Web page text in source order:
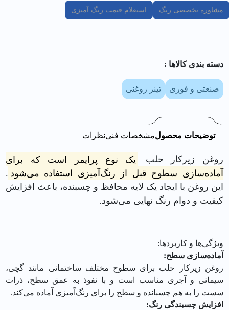
مشاوره تخصصی رنگ استعلام قیمت رنگ آمیزی
دسته بندی کالا‌ها :
صنعتی و فوری تینر روغنی
توضیحات محصولمشخصات فنینظرات
روغن زیرکار حلب
یک نوع پرایمر است که برای
آماده‌سازی سطوح قبل از رنگ‌آمیزی استفاده می‌شود .
این روغن با ایجاد یک لایه محافظ و چسبنده، باعث افزایش
کیفیت و دوام رنگ نهایی می‌شود.
ویژگی‌ها و کاربردها:
آماده‌سازی سطح:
روغن زیرکار حلب برای سطوح مختلف ساختمانی مانند گچی،
سیمانی و آجری مناسب است و با نفوذ به عمق سطح، ذرات
سست را به هم چسبانده و سطح را برای رنگ‌آمیزی آماده می‌کند.
افزایش چسبندگی رنگ: